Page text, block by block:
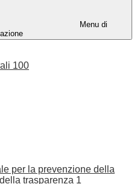
Menu di
100
per la prevenzione della
trasparenza 1